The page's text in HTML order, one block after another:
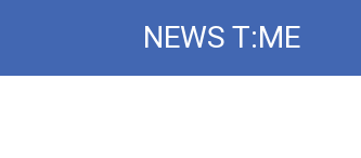
NEWS T:ME